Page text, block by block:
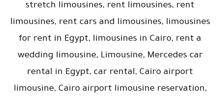
stretch limousines, rent limousines, rent
limousines, rent cars and limousines, limousines
for rent in Egypt, limousines in Cairo, rent a
wedding limousine, Limousine, Mercedes car
rental in Egypt, car rental, Cairo airport
limousine, Cairo airport limousine reservation,